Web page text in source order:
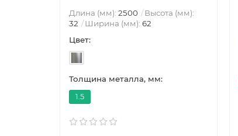
Длина (мм): 2500
Высота (мм):
32
Ширина (мм): 62
Цвет:
Толщина металла, мм:
1.5